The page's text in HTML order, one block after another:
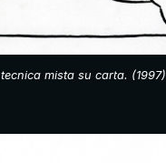
tecnica mista su carta. (1997)